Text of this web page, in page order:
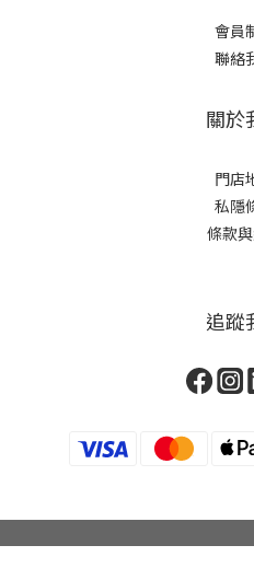
會員
聯絡
關於
門店
私隱
條款
追蹤